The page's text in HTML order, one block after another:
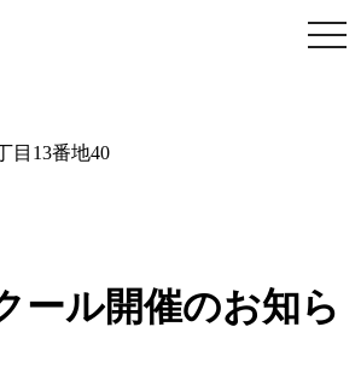
目13番地40
ール開催のお知ら